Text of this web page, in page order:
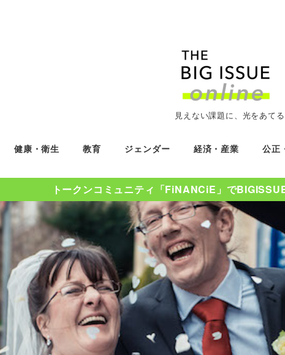
見えない課題に、光をあてる
健康・衛生 教育 ジェンダー 経済・産業 公正
トークンコミュニティ「FiNANCiE」で